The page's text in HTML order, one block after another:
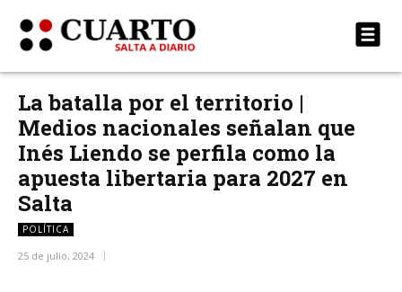
La batalla por el territorio |
Medios nacionales señalan que
Inés Liendo se perfila como la
apuesta libertaria para 2027 en
Salta
POLÍTICA
25 de julio, 2024